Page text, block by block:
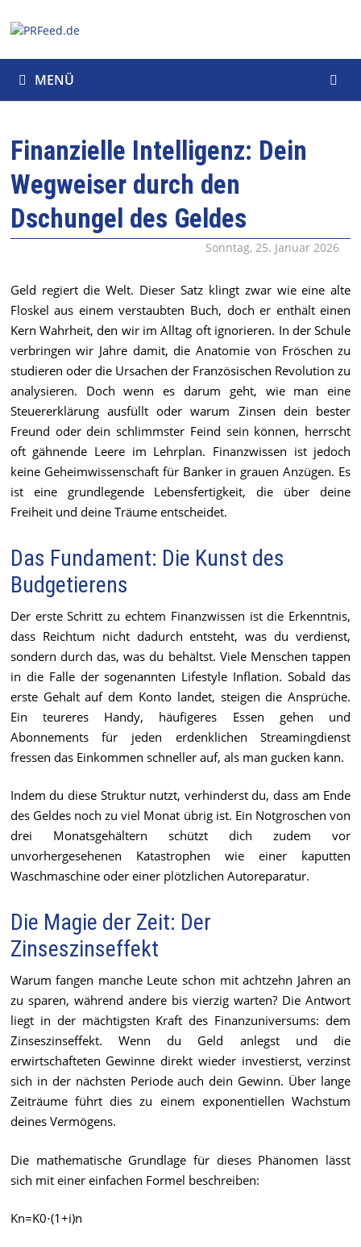
Inhalt
MENÜ
Finanzielle Intelligenz: Dein
Wegweiser durch den
Dschungel des Geldes
Sonntag, 25. Januar 2026
Geld regiert die Welt. Dieser Satz klingt zwar wie eine alte
Floskel aus einem verstaubten Buch, doch er enthält einen
Kern Wahrheit, den wir im Alltag oft ignorieren. In der Schule
verbringen wir Jahre damit, die Anatomie von Fröschen zu
studieren oder die Ursachen der Französischen Revolution zu
analysieren. Doch wenn es darum geht, wie man eine
Steuererklärung ausfüllt oder warum Zinsen dein bester
Freund oder dein schlimmster Feind sein können, herrscht
oft gähnende Leere im Lehrplan. Finanzwissen ist jedoch
keine Geheimwissenschaft für Banker in grauen Anzügen. Es
ist eine grundlegende Lebensfertigkeit, die über deine
Freiheit und deine Träume entscheidet.
Das Fundament: Die Kunst des
Budgetierens
Der erste Schritt zu echtem Finanzwissen ist die Erkenntnis,
dass Reichtum nicht dadurch entsteht, was du verdienst,
sondern durch das, was du behältst. Viele Menschen tappen
in die Falle der sogenannten Lifestyle Inflation. Sobald das
erste Gehalt auf dem Konto landet, steigen die Ansprüche.
Ein teureres Handy, häufigeres Essen gehen und
Abonnements für jeden erdenklichen Streamingdienst
fressen das Einkommen schneller auf, als man gucken kann.
Indem du diese Struktur nutzt, verhinderst du, dass am Ende
des Geldes noch zu viel Monat übrig ist. Ein Notgroschen von
drei Monatsgehältern schützt dich zudem vor
unvorhergesehenen Katastrophen wie einer kaputten
Waschmaschine oder einer plötzlichen Autoreparatur.
Die Magie der Zeit: Der
Zinseszinseffekt
Warum fangen manche Leute schon mit achtzehn Jahren an
zu sparen, während andere bis vierzig warten? Die Antwort
liegt in der mächtigsten Kraft des Finanzuniversums: dem
Zinseszinseffekt. Wenn du Geld anlegst und die
erwirtschafteten Gewinne direkt wieder investierst, verzinst
sich in der nächsten Periode auch dein Gewinn. Über lange
Zeiträume führt dies zu einem exponentiellen Wachstum
deines Vermögens.
Die mathematische Grundlage für dieses Phänomen lässt
sich mit einer einfachen Formel beschreiben:
Kn​=K0​⋅(1+i)n